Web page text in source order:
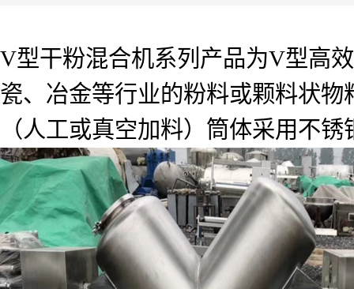
V型干粉混合机系列产品为V型高
瓷、冶金等行业的粉料或颗料状
（人工或真空加料）筒体采用不